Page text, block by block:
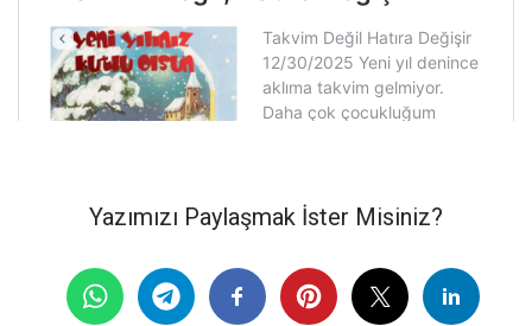
Yazımızı Paylaşmak İster Misiniz?